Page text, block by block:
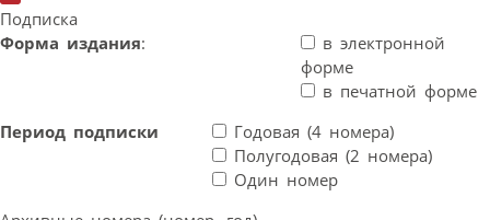
Подписка
Форма издания:
в электронной
форме
в печатной форме
Период подписки
Годовая (4 номера)
Полугодовая (2 номера)
Один номер